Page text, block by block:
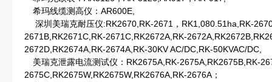
希玛线缆测高仪：AR600E,
深圳美瑞克耐压仪:RK2670,RK-2671，RK1,080.51ha,RK-
2671B,RK2671C,RK-2671C,RK2672A,RK-
2672D,RK2674A,RK-2674A,RK-30KV AC/DC,RK-50KVAC/DC,
美瑞克泄露电流测试仪：RK2675A,RK-2675A,RK2675B,RK-
2675C,RK2675W,RK2675W,RK2676A,RK-2676A；